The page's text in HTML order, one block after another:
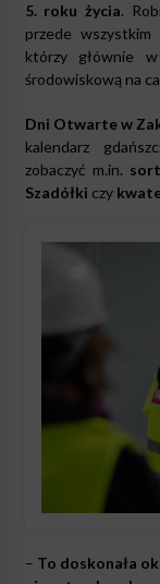
5. roku życia.
przede wszystkim
którzy głównie
środowiskową na
Dni Otwarte w
kalendarz
zobaczyć m.in.
Szadółki czy
– To doskonała